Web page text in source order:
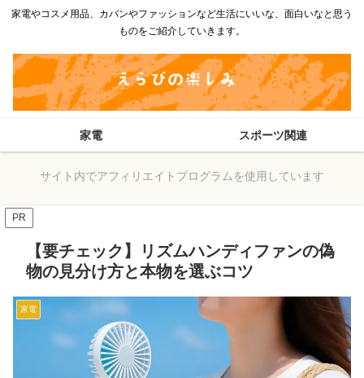
家電やコスメ用品、カバンやファッションなど生活にいいな、面白いなと思う
ものをご紹介していきます。
家電 スポーツ関連
サイト内でアフィリエイトプログラムを使用しています
PR
【要チェック】リズムハンディファンの偽
物の見分け方と本物を選ぶコツ
家電